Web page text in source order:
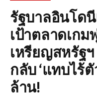
รัฐบาลอินโดนี
เป้าตลาดเกม
เหรียญสหรัฐ
กลับ ‘แทบไร้
ล้าน!